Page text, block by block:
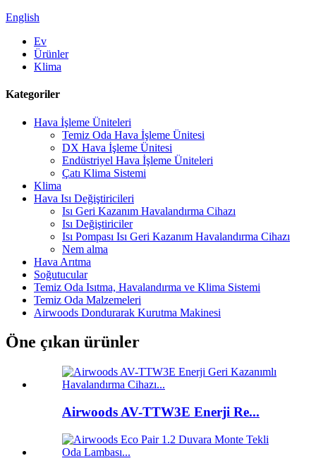
English
Ev
Ürünler
Klima
Kategoriler
Hava İşleme Üniteleri
Temiz Oda Hava İşleme Ünitesi
DX Hava İşleme Ünitesi
Endüstriyel Hava İşleme Üniteleri
Çatı Klima Sistemi
Klima
Hava Isı Değiştiricileri
Isı Geri Kazanım Havalandırma Cihazı
Isı Değiştiriciler
Isı Pompası Isı Geri Kazanım Havalandırma Cihazı
Nem alma
Hava Arıtma
Soğutucular
Temiz Oda Isıtma, Havalandırma ve Klima Sistemi
Temiz Oda Malzemeleri
Airwoods Dondurarak Kurutma Makinesi
Öne çıkan ürünler
Airwoods AV-TTW3E Enerji Re...